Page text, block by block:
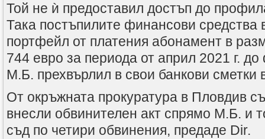
Той не ѝ предоставил достъп до
Така постъпилите финансови средства
портфейл от платения абонамент в
744 евро за периода от април 2021 г.
М.Б. прехвърлил в свои банкови сметки
От окръжната прокуратура в Пловдив
внесли обвинителен акт спрямо М.Б. и
съд по четири обвинения, предаде Dir.